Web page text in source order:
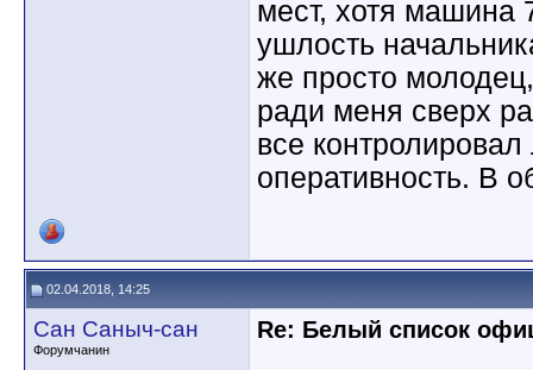
мест, хотя машина
ушлость
же просто
ради меня сверх
все
оперативность. В
02.04.2018, 14:25
Сан Саныч-сан
Форумчанин
Re: Белый список